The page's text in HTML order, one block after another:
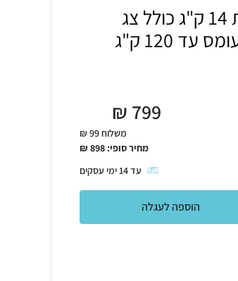
אופני כושר מתקפלות מגנטיות 14 ק"ג כולל צג
799
₪
משלוח 99 ₪
מחיר סופי: 898
₪
עד14 ימי עסקים
הוספה לעגלה